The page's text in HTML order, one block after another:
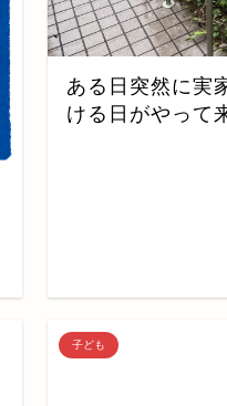
ある日突然に実
ける日がやって
子ども